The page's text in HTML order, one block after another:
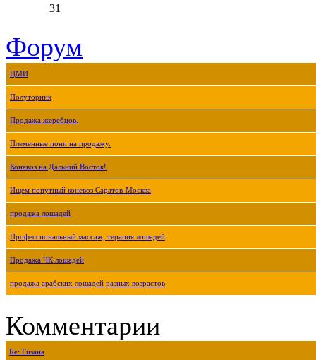
31
Форум
ЦМИ
Полуторник
Продажа жеребцов.
Племенные пони на продажу.
Коневоз на Дальний Восток!
Ищем попутный коневоз Саратов-Москва
продажа лошадей
Профессиональный массаж, терапия лошадей
Продажа ЧК лошадей
продажа арабских лошадей разных возрастов
Комментарии
Re: Гизана